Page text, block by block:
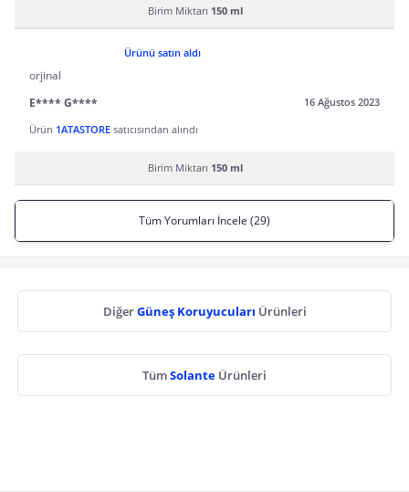
Birim Miktarı 150 ml
Ürünü satın aldı
orjinal
E**** G****
16 Ağustos 2023
Ürün 1ATASTORE satıcısından alındı
Birim Miktarı 150 ml
Tüm Yorumları İncele (29)
DiğerGüneş Koruyucuları Ürünleri
TümSolante Ürünleri